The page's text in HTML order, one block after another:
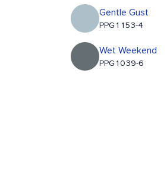
Gentle Gust
PPG1153-4
Wet Weekend
PPG1039-6